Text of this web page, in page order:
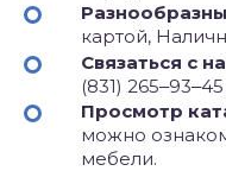
картой,
Связаться с
(831)
Просмотр
можно
мебели.